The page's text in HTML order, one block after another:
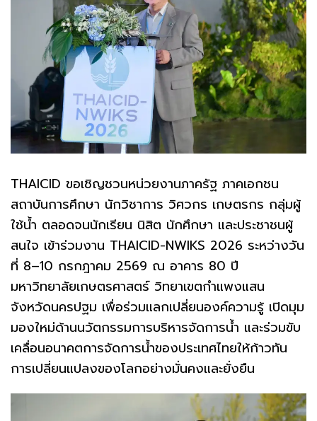
THAICID ขอเชิญชวนหน่วยงานภาครัฐ ภาคเอกชน
สถาบันการศึกษา นักวิชาการ วิศวกร เกษตรกร กลุ่มผู้
ใช้น้ำ ตลอดจนนักเรียน นิสิต นักศึกษา และประชาชนผู้
สนใจ เข้าร่วมงาน THAICID-NWIKS 2026 ระหว่างวัน
ที่ 8–10 กรกฎาคม 2569 ณ อาคาร 80 ปี
มหาวิทยาลัยเกษตรศาสตร์ วิทยาเขตกำแพงแสน
จังหวัดนครปฐม เพื่อร่วมแลกเปลี่ยนองค์ความรู้ เปิดมุม
มองใหม่ด้านนวัตกรรมการบริหารจัดการน้ำ และร่วมขับ
เคลื่อนอนาคตการจัดการน้ำของประเทศไทยให้ก้าวทัน
การเปลี่ยนแปลงของโลกอย่างมั่นคงและยั่งยืน